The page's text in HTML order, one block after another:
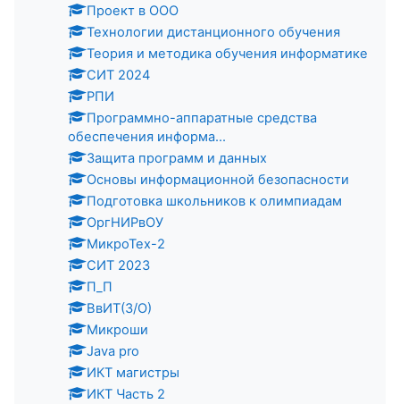
Проект в ООО
Технологии дистанционного обучения
Теория и методика обучения информатике
СИТ 2024
РПИ
Программно-аппаратные средства
обеспечения информа...
Защита программ и данных
Основы информационной безопасности
Подготовка школьников к олимпиадам
ОргНИРвОУ
МикроТех-2
СИТ 2023
П_П
ВвИТ(З/О)
Микроши
Java pro
ИКТ магистры
ИКТ Часть 2